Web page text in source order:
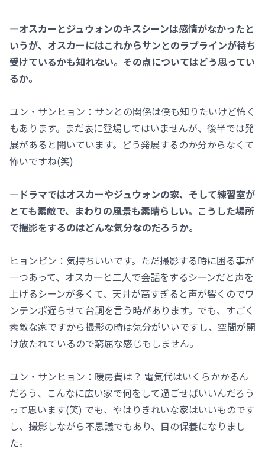
―オスカーとジュウォンのキスシーンは感情がなかったと
いうが、オスカーにはこれからサンとのラブラインが待ち
受けているかも知れない。その点についてはどう思ってい
るか。
ユン・サンヒョン：サンとの関係は僕も知りたいけど怖く
もあります。まだ表に登場してはいませんが、後半では発
展があると聞いています。どう発展するのか分からなくて
怖いですね(笑)
―ドラマではオスカーやジュウォンの家、そして練習室が
とても素敵で、まわりの風景も素晴らしい。こうした場所
で撮影をするのはどんな気分なのだろうか。
ヒョンビン：気持ちいいです。ただ撮影する時に困る事が
一つあって、オスカーと二人で会話をするシーンだと声を
上げるシーンが多くて、天井が高すぎると声が響くのでワ
ンテンポ遅らせて台詞を言う時があります。でも、すごく
素敵な家ですから撮影の時は気分がいいですし、空間が開
け放たれているので窮屈な感じもしません。
ユン・サンヒョン：暖房費は？ 電気代はいくらかかるん
だろう、こんなに広い家で何をして過ごせばいいんだろう
って思います(笑) でも、やはりきれいな家はいいものです
し、撮影しながら不思議でもあり、目の保養になりまし
た。